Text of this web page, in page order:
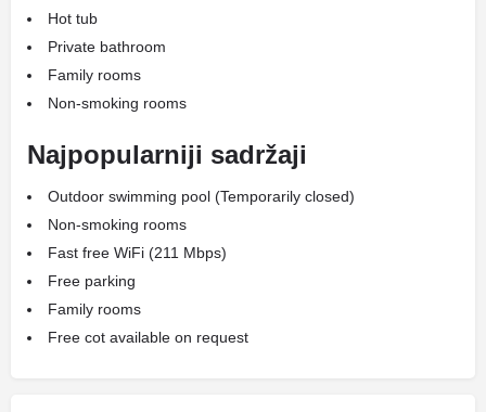
Hot tub
Private bathroom
Family rooms
Non-smoking rooms
Najpopularniji sadržaji
Outdoor swimming pool (Temporarily closed)
Non-smoking rooms
Fast free WiFi (211 Mbps)
Free parking
Family rooms
Free cot available on request